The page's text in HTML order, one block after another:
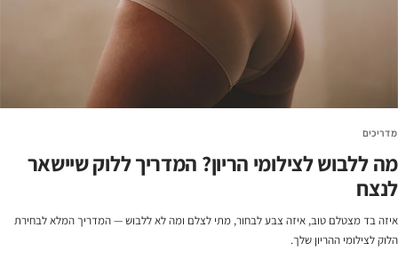
מדריכים
מה ללבוש לצילומי הריון? המדריך ללוק שיישאר
לנצח
איזה בד מצטלם טוב, איזה צבע לבחור, מתי לצלם ומה לא ללבוש — המדריך המלא לבחירת
הלוק לצילומי ההריון שלך.